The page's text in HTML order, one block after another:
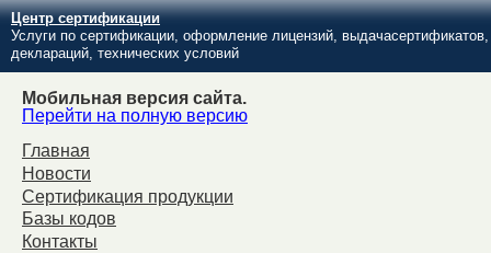
Центр сертификации
Услуги по сертификации, оформление лицензий, выдачасертификатов,
деклараций, технических условий
Мобильная версия сайта.
Перейти на полную версию
Главная
Новости
Сертификация продукции
Базы кодов
Контакты